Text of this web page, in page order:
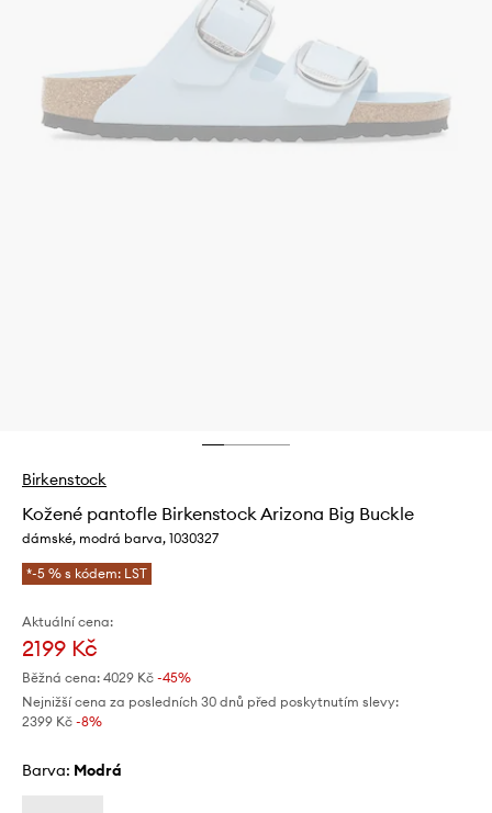
Birkenstock
Kožené pantofle Birkenstock Arizona Big Buckle
dámské, modrá barva, 1030327
*-5 % s kódem: LST
Aktuální cena:
2199 Kč
Běžná cena: 4029 Kč -45%
Nejnižší cena za posledních 30 dnů před poskytnutím slevy:
2399 Kč -8%
Barva: modrá